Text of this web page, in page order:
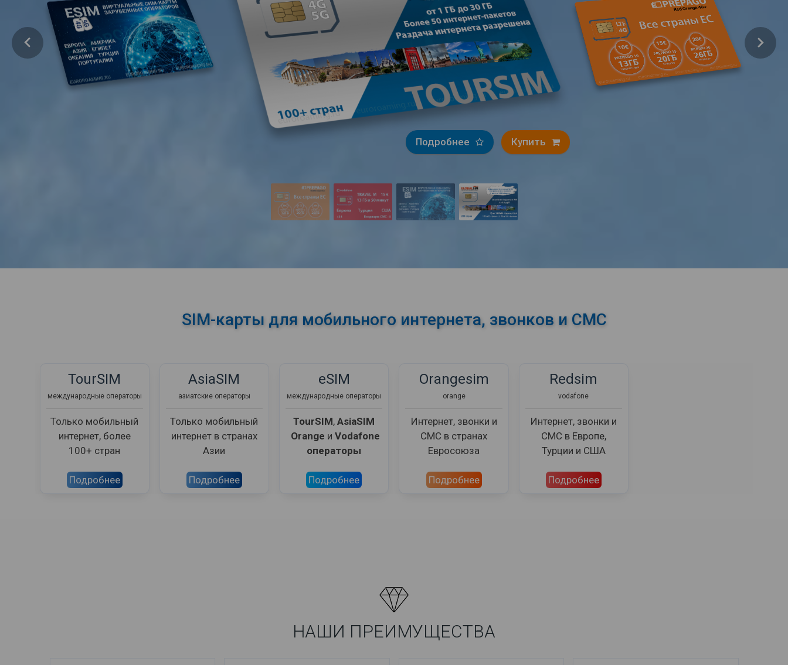
Подробнее Купить
SIM-карты для мобильного интернета, звонков и СМС
TourSIM
международные операторы
Только мобильный
интернет, более
100+ стран
Подробнее
AsiaSIM
азиатские операторы
Только мобильный
интернет в странах
Азии
Подробнее
eSIM
международные операторы
TourSIM,AsiaSIM
Orange и Vodafone
операторы
Подробнее
Orangesim
orange
Интернет, звонки и
СМС в странах
Евросоюза
Подробнее
Redsim
vodafone
Интернет, звонки и
СМС в Европе,
Турции и США
Подробнее
НАШИ ПРЕИМУЩЕСТВА